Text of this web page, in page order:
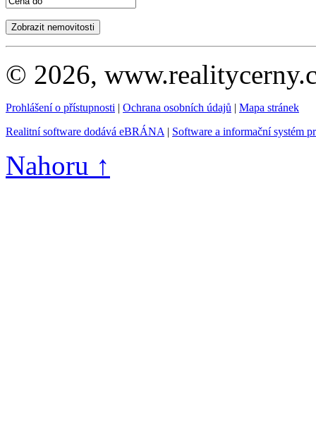
© 2026,
Prohlášení o přístupnosti | Ochrana osobních údajů | Mapa stránek
Realitní software dodává eBRÁNA | Software a informační systém
Nahoru ↑